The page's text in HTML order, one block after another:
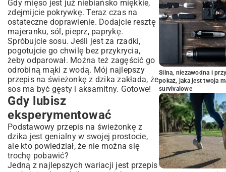
Gdy mięso jest już niebiańsko miękkie,
zdejmijcie pokrywkę. Teraz czas na
ostateczne doprawienie. Dodajcie resztę
majeranku, sól, pieprz, paprykę.
Spróbujcie sosu. Jeśli jest za rzadki,
pogotujcie go chwilę bez przykrycia,
żeby odparował. Można też zagęścić go
odrobiną mąki z wodą. Mój najlepszy
przepis na świeżonkę z dzika zakłada, że
sos ma być gęsty i aksamitny. Gotowe!
Gdy lubisz
eksperymentować
Podstawowy przepis na świeżonkę z
dzika jest genialny w swojej prostocie,
ale kto powiedział, że nie można się
trochę pobawić?
Jedną z najlepszych wariacji jest przepis
Silna, niezawodna i
pokaż, jaka jest twoja
survivalowe